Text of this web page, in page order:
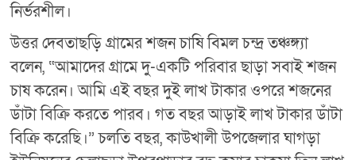
নির্ভরশীল।
উত্তর দেবতাছড়ি গ্রামের শজন চাষি বিমল চন্দ্র তঞ্চঙ্গ্যা
বলেন, “আমাদের গ্রামে দু-একটি পরিবার ছাড়া সবাই শজন
চাষ করেন। আমি এই বছর দুই লাখ টাকার ওপরে শজনের
ডাঁটা বিক্রি করতে পারব। গত বছর আড়াই লাখ টাকার ডাঁটা
বিক্রি করেছি।” চলতি বছর, কাউখালী উপজেলার ঘাগড়া